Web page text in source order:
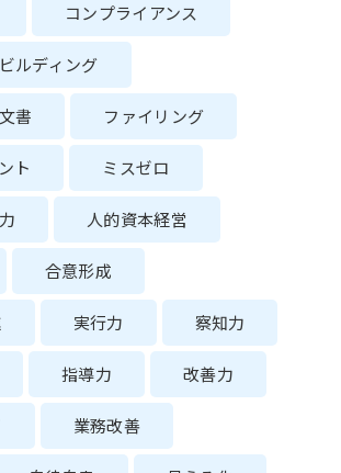
コンプライアンス
ルディング
書 ファイリング
ト ミスゼロ
人的資本経営
合意形成
実行力 察知力
指導力 改善力
業務改善